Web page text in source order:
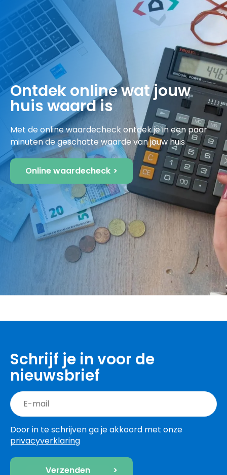
Ontdek online wat jouw
huis waard is
Met de online waardecheck ontdek je in een paar
minuten de geschatte waarde van jouw huis
Online waardecheck
Schrijf je in voor de
nieuwsbrief
Door in te schrijven ga je akkoord met onze
privacyverklaring